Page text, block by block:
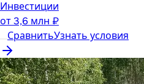
Инвестиции
от3,6 млн ₽
СравнитьУзнать условия